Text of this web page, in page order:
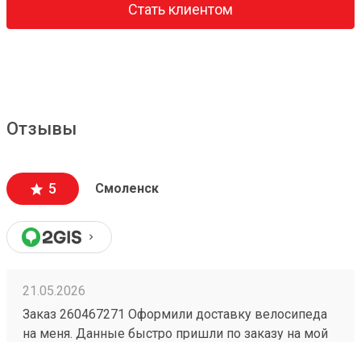
Стать клиентом
Отзывы
5 Смоленск
21.05.2026
Заказ 260467271 Оформили доставку велосипеда
на меня. Данные быстро пришли по заказу на мой